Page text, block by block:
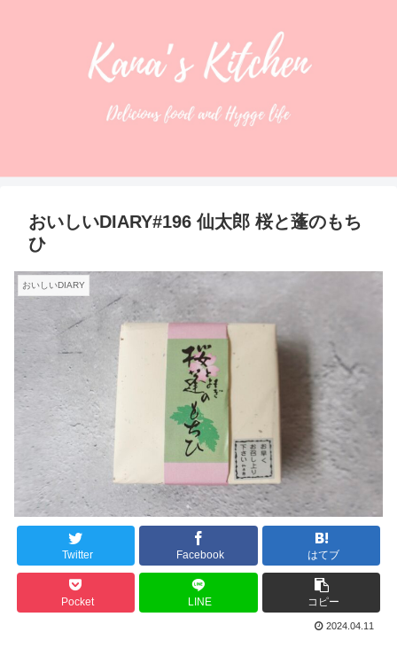
おいしいDIARY#196 仙太郎 桜と蓬のもち
ひ
おいしいDIARY
Twitter Facebook はてブ
Pocket LINE コピー
2024.04.11